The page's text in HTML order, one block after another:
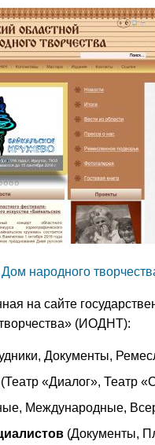
народного
на сайте
(ИОДНТ):
Документы,
(Театр «Диалог», Театр
Международные,
(Документы,